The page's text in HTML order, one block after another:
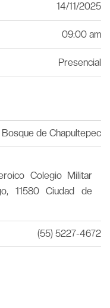
14/11/2025
09:00 am
Presencial
Bosque de Chapultepec
Colegio Militar
11580 Ciudad de
(55) 5227-4672